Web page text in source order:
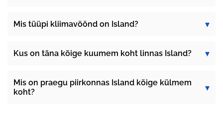
Mis tüüpi kliimavöönd on Island?
Kus on täna kõige kuumem koht linnas Island?
Mis on praegu piirkonnas Island kõige külmem
koht?